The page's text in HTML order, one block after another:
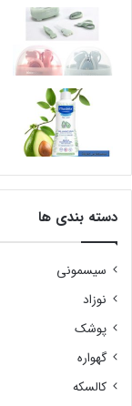
دسته بندی ها
سیسمونی
نوزاد
پوشک
گهواره
کالسکه